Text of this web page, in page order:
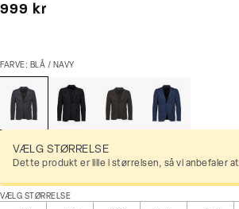
I alt (inkl. rabat)
999 kr
FARVE: BLÅ / NAVY
VÆLG STØRRELSE
Dette produkt er lille i størrelsen, så vi anbefaler
VÆLG STØRRELSE